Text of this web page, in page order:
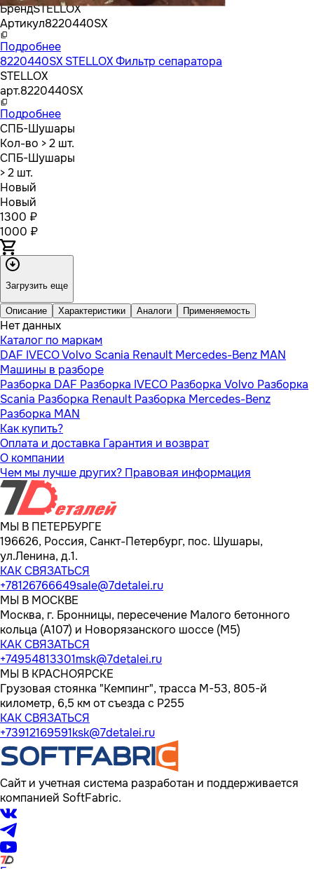
БрендSTELLOX
Артикул8220440SX
Подробнее
8220440SX STELLOX Фильтр сепаратора
STELLOX
арт.8220440SX
Подробнее
СПБ-Шушары
Кол-во > 2 шт.
СПБ-Шушары
> 2 шт.
Новый
Новый
1300 ₽
1000 ₽
Загрузить еще
Описание Характеристики Аналоги Применяемость
Нет данных
Каталог по маркам
DAF IVECOVolvo Scania Renault Mercedes-Benz MAN
Машины в разборе
Разборка DAF Разборка IVECO Разборка Volvo Разборка
Scania Разборка Renault Разборка Mercedes-Benz
Разборка MAN
Как купить?
Оплата и доставка Гарантия и возврат
О компании
Чем мы лучше других? Правовая информация
МЫ В ПЕТЕРБУРГЕ
196626, Россия, Санкт-Петербург, пос. Шушары,
ул.Ленина, д.1.
КАК СВЯЗАТЬСЯ
+78126766649sale@7detalei.ru
МЫ В МОСКВЕ
Москва, г. Бронницы, пересечение Малого бетонного
кольца (А107) и Новорязанского шоссе (М5)
КАК СВЯЗАТЬСЯ
+74954813301msk@7detalei.ru
МЫ В КРАСНОЯРСКЕ
Грузовая стоянка "Кемпинг", трасса M-53, 805-й
километр, 6,5 км от съезда с Р255
КАК СВЯЗАТЬСЯ
+73912169591ksk@7detalei.ru
Сайт и учетная система разработан и поддерживается
компанией SoftFabric.